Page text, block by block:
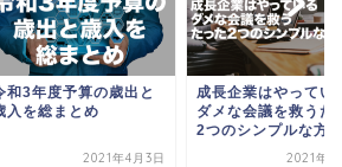
和3年度予算の歳出と
入を総まとめ
2021年4月3日
成長企業はやってい
ダメな会議を救うた
2つのシンプルな方
2021年6